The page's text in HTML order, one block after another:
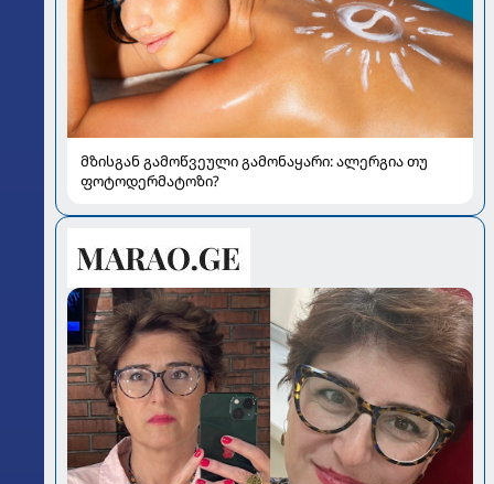
მზისგან გამოწვეული გამონაყარი: ალერგია თუ
ფოტოდერმატოზი?